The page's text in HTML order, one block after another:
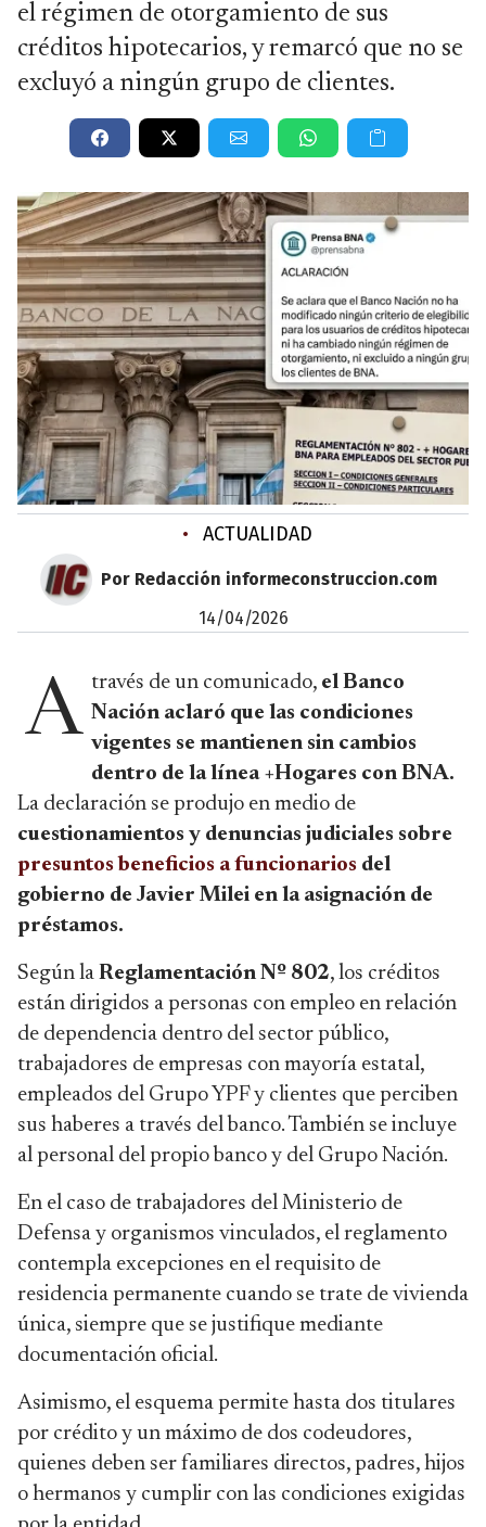
el régimen de otorgamiento de sus
créditos hipotecarios, y remarcó que no se
excluyó a ningún grupo de clientes.
• ACTUALIDAD
Por Redacción informeconstruccion.com
14/04/2026
A través de un comunicado, el Banco
Nación aclaró que las condiciones
vigentes se mantienen sin cambios
dentro de la línea +Hogares con BNA.
La declaración se produjo en medio de
cuestionamientos y denuncias judiciales sobre
presuntos beneficios a funcionarios del
gobierno de Javier Milei en la asignación de
préstamos.
Según la Reglamentación Nº 802, los créditos
están dirigidos a personas con empleo en relación
de dependencia dentro del sector público,
trabajadores de empresas con mayoría estatal,
empleados del Grupo YPF y clientes que perciben
sus haberes a través del banco. También se incluye
al personal del propio banco y del Grupo Nación.
En el caso de trabajadores del Ministerio de
Defensa y organismos vinculados, el reglamento
contempla excepciones en el requisito de
residencia permanente cuando se trate de vivienda
única, siempre que se justifique mediante
documentación oficial.
Asimismo, el esquema permite hasta dos titulares
por crédito y un máximo de dos codeudores,
quienes deben ser familiares directos, padres, hijos
o hermanos y cumplir con las condiciones exigidas